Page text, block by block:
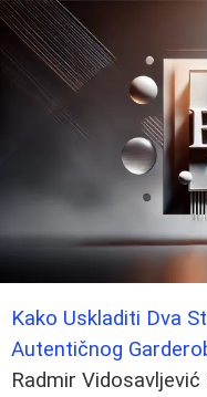
Kako Uskladiti Dva
Autentičnog
Radmir Vidosavljević